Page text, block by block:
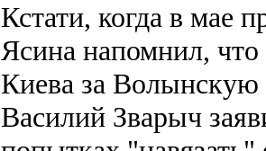
Кстати, когда в
Ясина напомнил,
Киева за
Василий Зварыч